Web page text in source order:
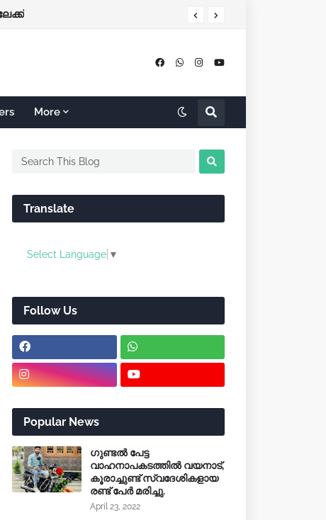
More
Translate
Select Language ▼
Follow Us
Popular News
ഗുണ്ടൽ പേട്ട
വാഹനാപകടത്തിൽ വയനാട്,
കൂരാച്ചുണ്ട് സ്വദേശികളായ
രണ്ട് പേർ മരിച്ചു.
April 23, 2022